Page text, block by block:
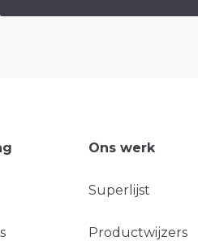
Ons werk
Superlijst
Productwijzers